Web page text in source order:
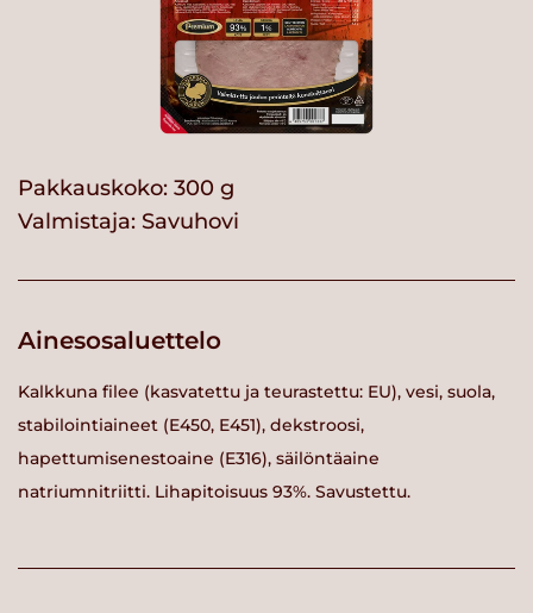
Pakkauskoko: 300 g
Valmistaja: Savuhovi
Ainesosaluettelo
Kalkkuna filee (kasvatettu ja teurastettu: EU), vesi, suola,
stabilointiaineet (E450, E451), dekstroosi,
hapettumisenestoaine (E316), säilöntäaine
natriumnitriitti. Lihapitoisuus 93%. Savustettu.